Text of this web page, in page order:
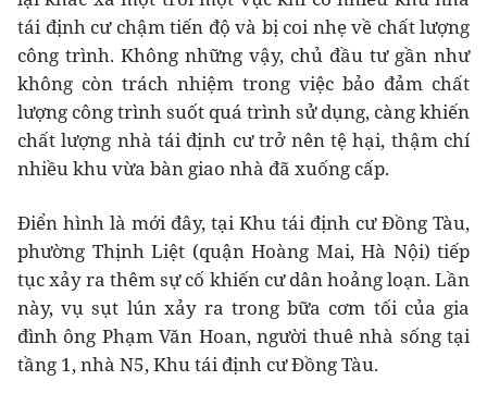
tái định cư chậm tiến độ và bị coi nhẹ về chất lượng
công trình. Không những vậy, chủ đầu tư gần như
không còn trách nhiệm trong việc bảo đảm chất
lượng công trình suốt quá trình sử dụng, càng khiến
chất lượng nhà tái định cư trở nên tệ hại, thậm chí
nhiều khu vừa bàn giao nhà đã xuống cấp.
Điển hình là mới đây, tại Khu tái định cư Đồng Tàu,
phường Thịnh Liệt (quận Hoàng Mai, Hà Nội) tiếp
tục xảy ra thêm sự cố khiến cư dân hoảng loạn. Lần
này, vụ sụt lún xảy ra trong bữa cơm tối của gia
đình ông Phạm Văn Hoan, người thuê nhà sống tại
tầng 1, nhà N5, Khu tái định cư Đồng Tàu.